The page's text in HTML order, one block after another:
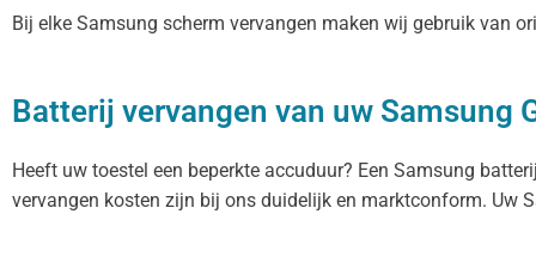
Bij elke Samsung scherm vervangen maken wij gebruik van
Batterij vervangen van uw Samsung
Heeft uw toestel een beperkte accuduur? Een Samsung
vervangen kosten zijn bij ons duidelijk en marktconform. Uw